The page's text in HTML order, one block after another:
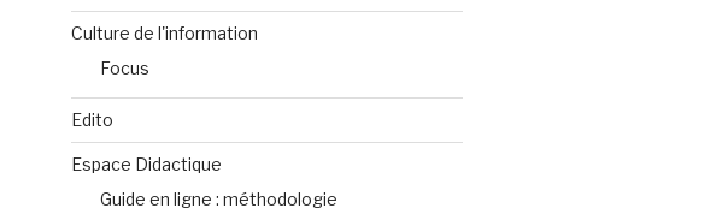
Culture de l'information
Focus
Edito
Espace Didactique
Guide en ligne : méthodologie